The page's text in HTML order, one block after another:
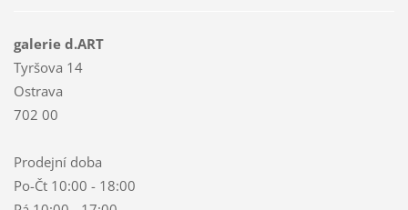
galerie d.ART
Tyršova 14
Ostrava
702 00
Prodejní doba
Po-Čt 10:00 - 18:00